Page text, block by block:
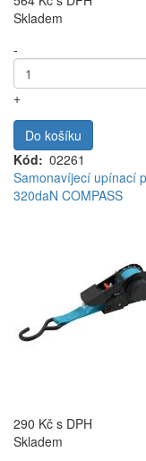
Skladem
-
+
Do košíku
Kód
02261
Samonavíjecí upínací
320daN COMPASS
290 Kč s DPH
Skladem